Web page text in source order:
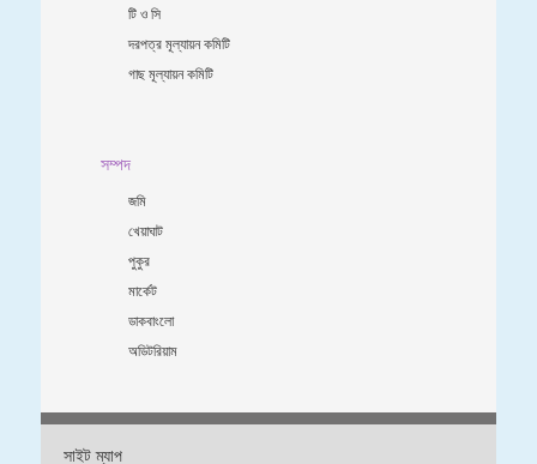
টি ও সি
দরপত্র মূল্যায়ন কমিটি
গাছ মূল্যায়ন কমিটি
সম্পদ
জমি
খেয়াঘাট
পুকুর
মার্কেট
ডাকবাংলো
অডিটরিয়াম
সাইট ম্যাপ